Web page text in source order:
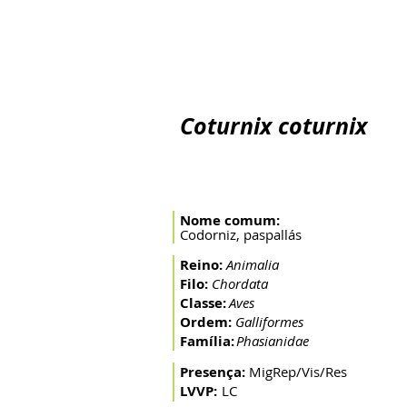
Aves
Galliformes
Presença: MigRep/Vis/Res
LVVP: LC
Coturnix coturnix
Nome comum:
Codorniz, paspallás
Reino:Animalia
Filo: Chordata
Classe:
Ordem:
Phasianidae
Família: